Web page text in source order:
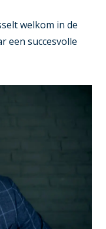
welkom in de
een succesvolle